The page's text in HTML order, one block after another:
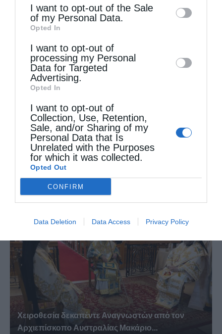
information may also be disclosed by us to
third parties on theIAB’s List of
Downstream Participants
disclose it to other third parties.
I want to opt-out of the Sale
of my Personal Data.
Opted In
I want to opt-out of
processing my Personal
Data for Targeted
Advertising.
Opted In
I want to opt-out of
Collection, Use, Retention,
Sale, and/or Sharing of my
Personal Data that Is
Unrelated with the Purposes
for which it was collected.
Opted Out
CONFIRM
Data Deletion Data Access Privacy Policy
Αυστραλίας Μακάριος: «Ο Χριστός έδειξε τη
Ιεροσολύμων Θεόφιλος: Να μιμηθούμε την
παρρησία των Αγίων...
Χειροθεσία δεκαπέντε Αναγνωστών από τον
Αρχιεπίσκοπο Αυστραλίας Μακάριο...